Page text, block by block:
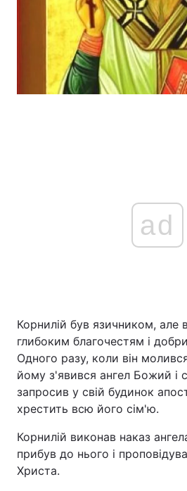
ad
Корнилій був язичником, але
глибоким благочестям і
Одного разу, коли він
йому з'явився ангел Божий і
запросив у свій будинок
хрестить всю його сім'ю.
Корнилій виконав наказ
прибув до нього і
Христа.